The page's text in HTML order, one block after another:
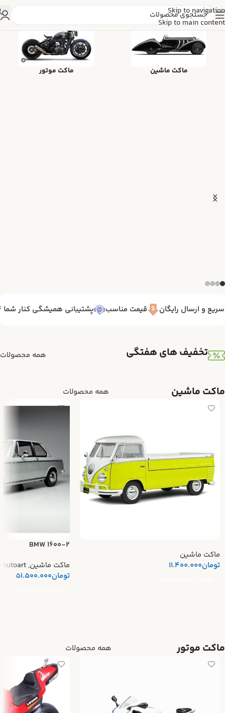
Skip to navigation
Skip to main content
ماکت ماشین ماکت موتور
پشتیبانی همیشگی کنار شما 7/24 قیمت مناسب و ارسال رایگان
تخفیف های هفتگی همه محصولات
ماکت ماشین همه محصولات
ماکت ماشین
تومان11.400.000
BMW 1600-2
ماکت ماشین,
Autoart
تومان51.500.000
ماکت موتور همه محصولات